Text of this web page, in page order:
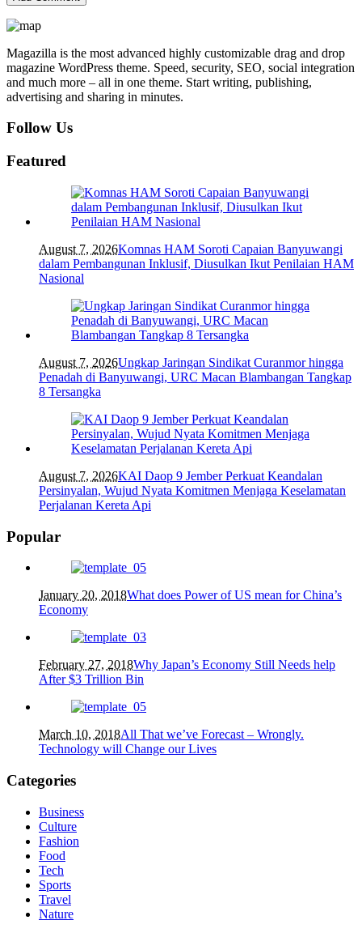
Magazilla is the most advanced highly customizable drag and drop
magazine WordPress theme. Speed, security, SEO, social integration
and much more – all in one theme. Start writing, publishing,
advertising and sharing in minutes.
Follow Us
Featured
August 7, 2026Komnas HAM Soroti Capaian Banyuwangi
dalam Pembangunan Inklusif, Diusulkan Ikut Penilaian HAM
Nasional
August 7, 2026Ungkap Jaringan Sindikat Curanmor hingga
Penadah di Banyuwangi, URC Macan Blambangan Tangkap
8 Tersangka
August 7, 2026KAI Daop 9 Jember Perkuat Keandalan
Persinyalan, Wujud Nyata Komitmen Menjaga Keselamatan
Perjalanan Kereta Api
Popular
January 20, 2018What does Power of US mean for China’s
Economy
February 27, 2018Why Japan’s Economy Still Needs help
After $3 Trillion Bin
March 10, 2018All That we’ve Forecast – Wrongly.
Technology will Change our Lives
Categories
Business
Culture
Fashion
Food
Tech
Sports
Travel
Nature